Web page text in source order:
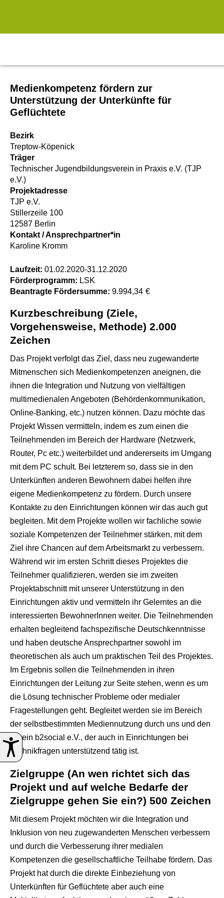
Medienkompetenz fördern zur
Unterstützung der Unterkünfte für
Geflüchtete
Bezirk
Treptow-Köpenick
Träger
Technischer Jugendbildungsverein in Praxis e.V. (TJP
e.V.)
Projektadresse
TJP e.V.
Stillerzeile 100
12587 Berlin
Kontakt / Ansprechpartner*in
Karoline Kromm
Laufzeit: 01.02.2020-31.12.2020
Förderprogramm: LSK
Beantragte Fördersumme: 9.994,34 €
Kurzbeschreibung (Ziele,
Vorgehensweise, Methode) 2.000
Zeichen
Das Projekt verfolgt das Ziel, dass neu zugewanderte
Mitmenschen sich Medienkompetenzen aneignen, die
ihnen die Integration und Nutzung von vielfältigen
multimedienalen Angeboten (Behördenkommunikation,
Online-Banking, etc.) nutzen können. Dazu möchte das
Projekt Wissen vermitteln, indem es zum einen die
Teilnehmenden im Bereich der Hardware (Netzwerk,
Router, Pc etc.) weiterbildet und andererseits im Umgang
mit dem PC schult. Bei letzterem so, dass sie in den
Unterkünften anderen Bewohnern dabei helfen ihre
eigene Medienkompetenz zu fördern. Durch unsere
Kontakte zu den Einrichtungen können wir das auch gut
begleiten. Mit dem Projekte wollen wir fachliche sowie
soziale Kompetenzen der Teilnehmer stärken, mit dem
Ziel ihre Chancen auf dem Arbeitsmarkt zu verbessern.
Während wir im ersten Schritt dieses Projektes die
Teilnehmer qualifizieren, werden sie im zweiten
Projektabschnitt mit unserer Unterstützung in den
Einrichtungen aktiv und vermitteln ihr Gelerntes an die
interessierten BewohnerInnen weiter. Die Teilnehmenden
erhalten begleitend fachspezifische Deutschkenntnisse
und haben deutsche Ansprechpartner sowohl im
theoretischen als auch um praktischen Teil des Projektes.
Im Ergebnis sollen die Teilnehmenden in ihren
Einrichtungen der Leitung zur Seite stehen, wenn es um
die Lösung technischer Probleme oder medialer
Fragestellungen geht. Begleitet werden sie im Bereich
der selbstbestimmten Mediennutzung durch uns und den
Verein b2social e.V., der auch in Einrichtungen bei
Technikfragen unterstützend tätig ist.
Zielgruppe (An wen richtet sich das
Projekt und auf welche Bedarfe der
Zielgruppe gehen Sie ein?) 500 Zeichen
Mit diesem Projekt möchten wir die Integration und
Inklusion von neu zugewanderten Menschen verbessern
und durch die Verbesserung ihrer medialen
Kompetenzen die gesellschaftliche Teilhabe fördern. Das
Projekt hat durch die direkte Einbeziehung von
Unterkünften für Geflüchtete aber auch eine